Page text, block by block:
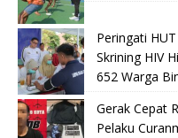
Peringati
Skrining HIV
652 Warga
Gerak Cepat
Pelaku